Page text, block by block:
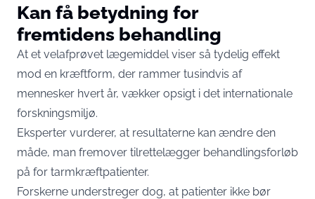
Kan få betydning for
fremtidens behandling
At et velafprøvet lægemiddel viser så tydelig effekt
mod en kræftform, der rammer tusindvis af
mennesker hvert år, vækker opsigt i det internationale
forskningsmiljø.
Eksperter vurderer, at resultaterne kan ændre den
måde, man fremover tilrettelægger behandlingsforløb
på for tarmkræftpatienter.
Forskerne understreger dog, at patienter ikke bør